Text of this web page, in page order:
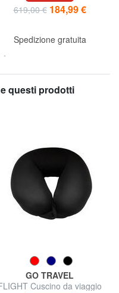
619,00 € 184,99 €
Spedizione gratuita
questi prodotti
GO TRAVEL
Cuscino da viaggio